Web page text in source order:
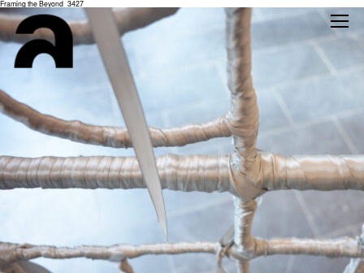
Framing the Beyond_3427